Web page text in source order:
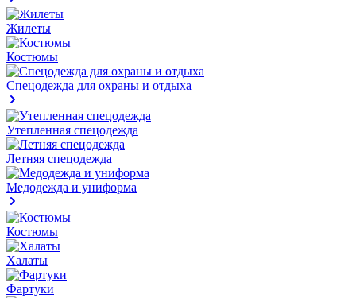
Жилеты
Костюмы
Спецодежда для охраны и отдыха
Утепленная спецодежда
Летняя спецодежда
Медодежда и униформа
Костюмы
Халаты
Фартуки